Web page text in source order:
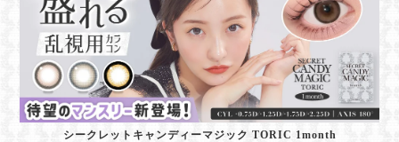
シークレットキャンディーマジック TORIC 1month